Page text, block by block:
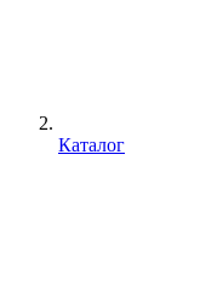
Каталог